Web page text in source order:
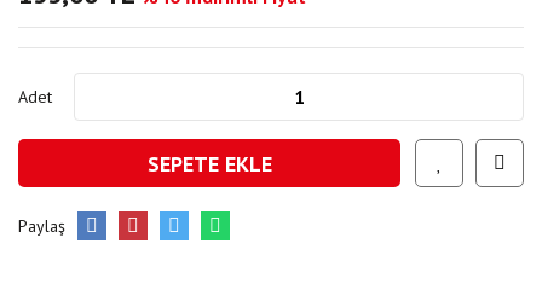
Adet
SEPETE EKLE
Paylaş